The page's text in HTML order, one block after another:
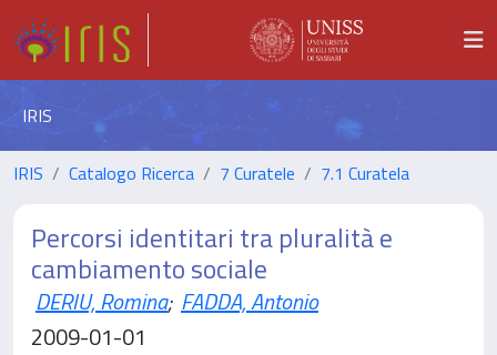
IRIS
IRIS Catalogo Ricerca 7 Curatele 7.1 Curatela
Percorsi identitari tra pluralità e
cambiamento sociale
DERIU, Romina; FADDA, Antonio
2009-01-01